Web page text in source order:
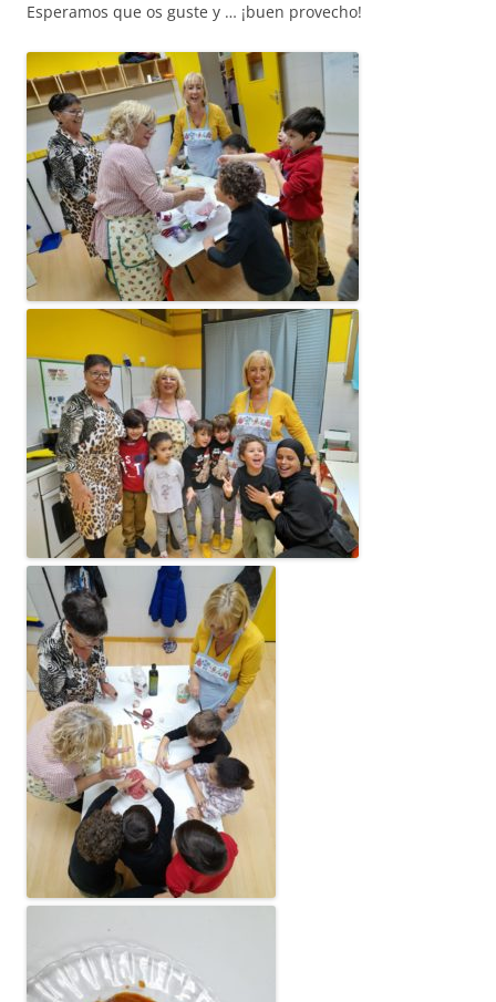
Esperamos que os guste y … ¡buen provecho!
SUPORT TERCER SECTOR
CONEIX FUNDESPLAI
La Fundació
L'equip
Missió i valors
Els comptes clars
Memòria d'activitats
Proposta educativa
ACTUALITAT
Notícies
Butlletins
Diari de la Fundació
Fundesplai als mitjans
Xarxes socials
COL·LABORA
Fes voluntariat